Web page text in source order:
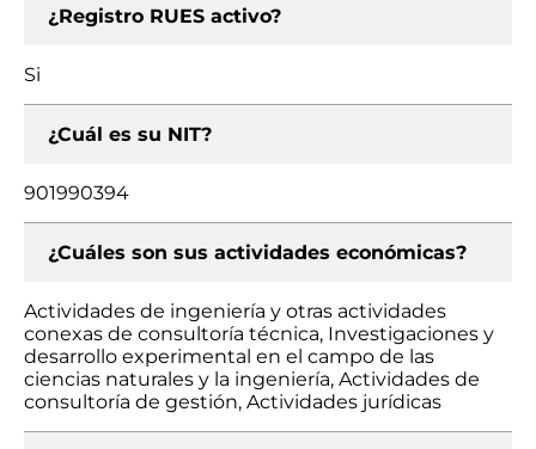
¿Registro RUES activo?
Si
¿Cuál es su NIT?
901990394
¿Cuáles son sus actividades económicas?
Actividades de ingeniería y otras actividades
conexas de consultoría técnica, Investigaciones y
desarrollo experimental en el campo de las
ciencias naturales y la ingeniería, Actividades de
consultoría de gestión, Actividades jurídicas